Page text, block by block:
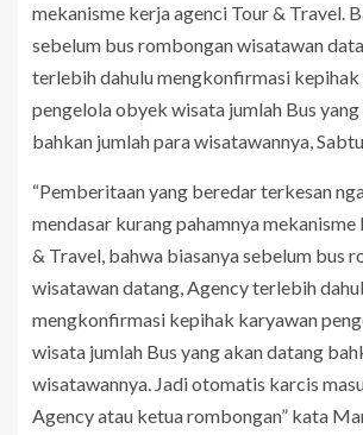
mekanisme kerja agenci Tour & Travel.
sebelum bus rombongan wisatawan
terlebih dahulu mengkonfirmasi
pengelola obyek wisata jumlah Bus
bahkan jumlah para wisatawannya,
“Pemberitaan yang beredar terkesan
mendasar kurang pahamnya
& Travel, bahwa biasanya sebelum bus
wisatawan datang, Agency terlebih
mengkonfirmasi kepihak karyawan
wisata jumlah Bus yang akan datang
wisatawannya. Jadi otomatis karcis
Agency atau ketua rombongan” kata